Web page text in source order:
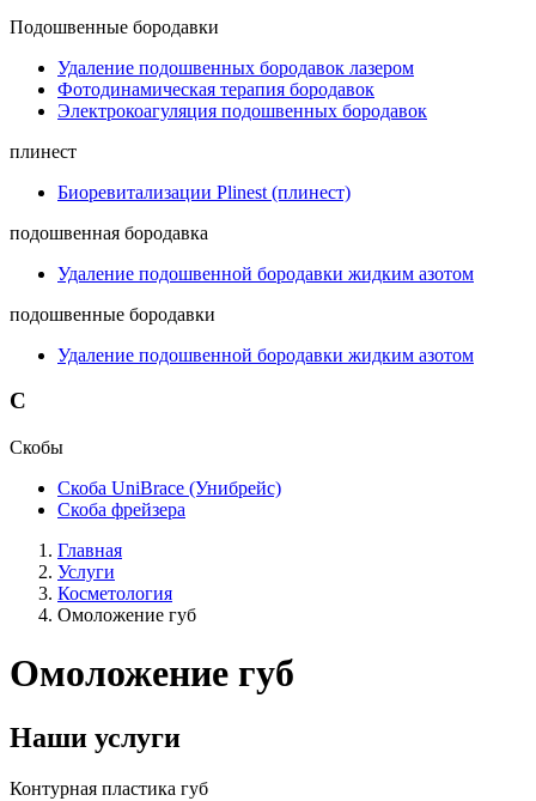
Подошвенные бородавки
Удаление подошвенных бородавок лазером
Фотодинамическая терапия бородавок
Электрокоагуляция подошвенных бородавок
плинест
Биоревитализации Plinest (плинест)
подошвенная бородавка
Удаление подошвенной бородавки жидким азотом
подошвенные бородавки
Удаление подошвенной бородавки жидким азотом
С
Скобы
Скоба UniBrace (Унибрейс)
Скоба фрейзера
Главная
Услуги
Косметология
Омоложение губ
Омоложение губ
Наши услуги
Контурная пластика губ